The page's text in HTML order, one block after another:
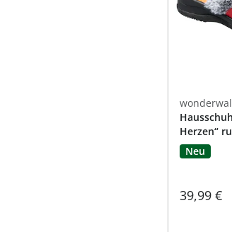
Herzen“
Neu
39,99 €